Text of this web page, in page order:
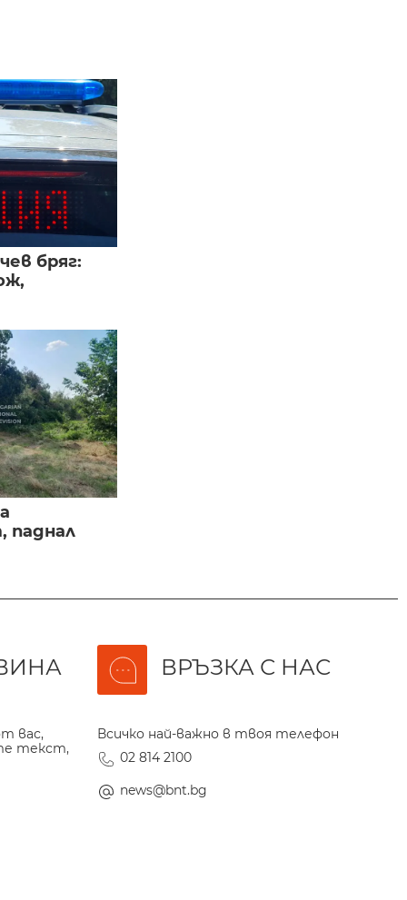
бряг:
паднал
вас,
текст,
ВРЪЗКА С НАС
Всичко най-важно в твоя телефон
02 814 2100
news@bnt.bg